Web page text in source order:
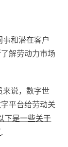
和潜在客户
解劳动力市场
来说，数字世
平台给劳动关
下是一些关于
.